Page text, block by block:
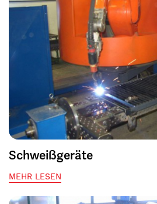
Schweißgeräte
MEHR LESEN